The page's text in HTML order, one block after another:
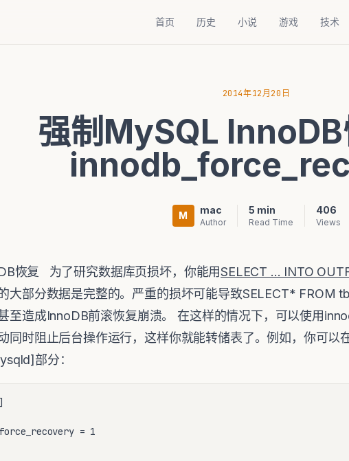
首页 历史 小说 游戏 技术
2014年12月20日
强制MySQL
M mac
Author
5 min
Read Time
406
Views
恢复 为了研究数据库页损坏，你能用SELECT ... INTO
大部分数据是完整的。严重的损坏可能导致SELECT* FROM
至造成InnoDB前滚恢复崩溃。 在这样的情况下，可以使用
同时阻止后台操作运行，这样你就能转储表了。例如，你可以
部分：
= 1